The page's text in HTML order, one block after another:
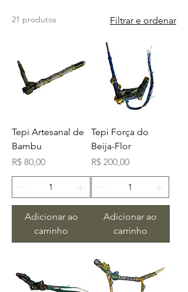
21 produtos Filtrar e ordenar
Tepi Artesanal de
Bambu
Preço
R$ 80,00
Adicionar ao
carrinho
Tepi Força do
Beija-Flor
Preço
R$ 200,00
Adicionar ao
carrinho